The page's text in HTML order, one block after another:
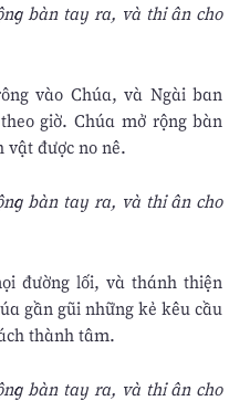
bàn tay ra, và thi ân cho
vào Chúa, và Ngài ban
giờ. Chúa mở rộng bàn
vật được no nê.
bàn tay ra, và thi ân cho
đường lối, và thánh thiện
gần gũi những kẻ kêu cầu
thành tâm.
bàn tay ra, và thi ân cho